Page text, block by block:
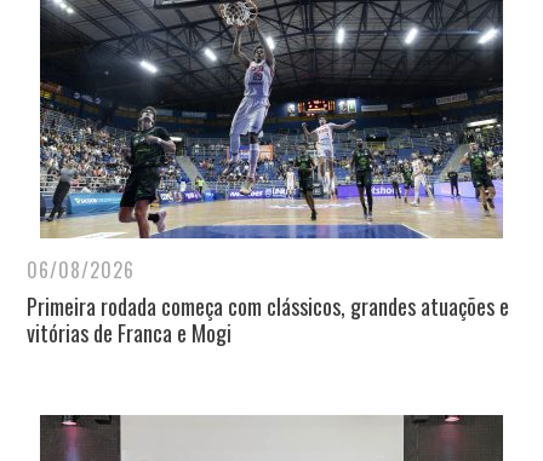
06/08/2026
Primeira rodada começa com clássicos, grandes atuações e
vitórias de Franca e Mogi